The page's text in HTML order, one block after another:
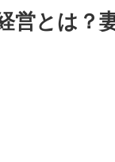
営とは？